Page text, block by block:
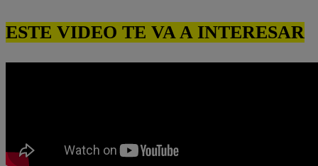
ESTE VIDEO TE VA A INTERESAR